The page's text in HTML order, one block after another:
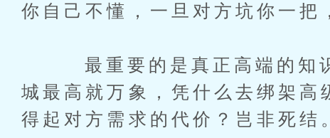
你自己不懂，一旦对方坑你一把
最重要的是真正高端的知识
城最高就万象，凭什么去绑架高
得起对方需求的代价？岂非死结